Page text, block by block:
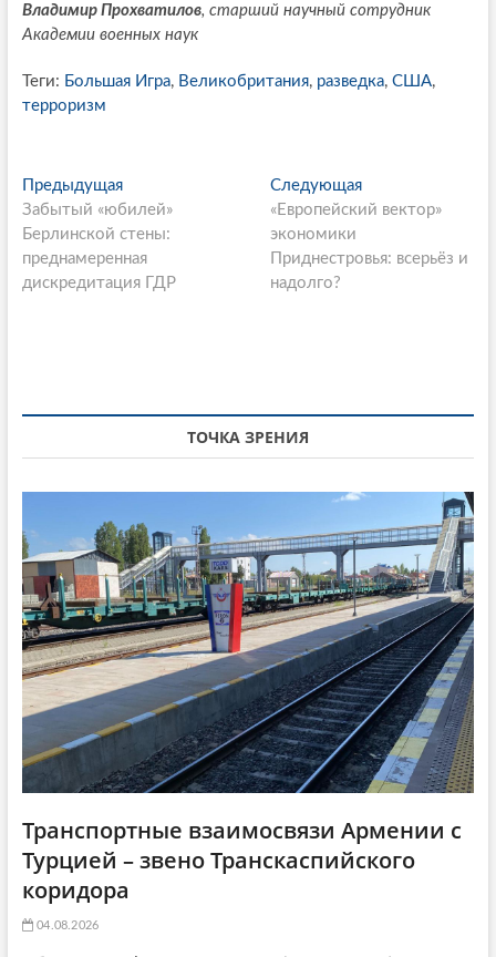
Владимир Прохватилов, старший научный сотрудник
Академии военных наук
Теги: Большая Игра, Великобритания, разведка, США,
терроризм
P
o
s
t
v
t
i
o
n
ПредыдущаяП
р
е
д
ы
ь
я
:
Забытый «юбилей»
Берлинской стены:
преднамеренная
дискредитация ГДР
Следующая
л
д
ь
я
:
«Европейский вектор»
экономики
Приднестровья: всерьёз и
надолго?
ТОЧКА ЗРЕНИЯ
Транспортные взаимосвязи Армении с
Турцией – звено Транскаспийского
коридора
04.08.2026